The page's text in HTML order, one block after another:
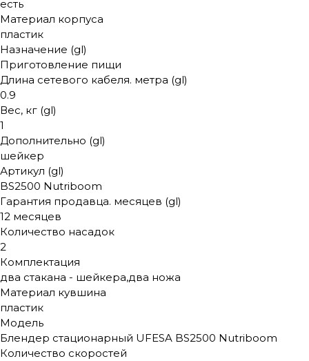
есть
Материал корпуса
пластик
Назначение (gl)
Приготовление пищи
Длина сетевого кабеля. метра (gl)
0.9
Вес, кг (gl)
1
Дополнительно (gl)
шейкер
Артикул (gl)
BS2500 Nutriboom
Гарантия продавца. месяцев (gl)
12 месяцев
Количество насадок
2
Комплектация
два стакана - шейкера,два ножа
Материал кувшина
пластик
Модель
Блендер стационарный UFESA BS2500 Nutriboom
Количество скоростей